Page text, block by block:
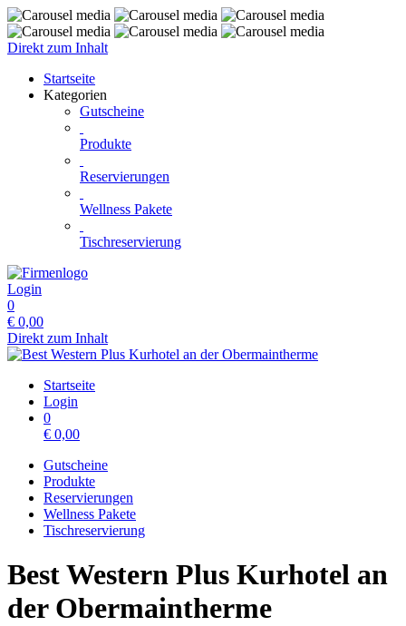
Direkt zum Inhalt
Startseite
Kategorien
Gutscheine
Produkte
Reservierungen
Wellness Pakete
Tischreservierung
Login
0
€ 0,00
Direkt zum Inhalt
Startseite
Login
0
€ 0,00
Gutscheine
Produkte
Reservierungen
Wellness Pakete
Tischreservierung
Best Western Plus Kurhotel an
der Obermaintherme